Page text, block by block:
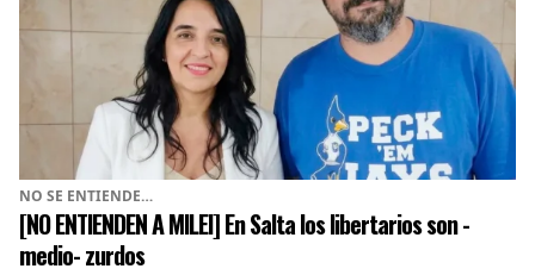
NO SE ENTIENDE…
[NO ENTIENDEN A MILEI] En Salta los libertarios son -
medio- zurdos